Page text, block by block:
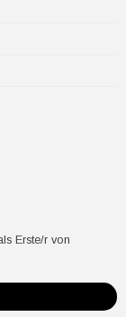
Erste/r von